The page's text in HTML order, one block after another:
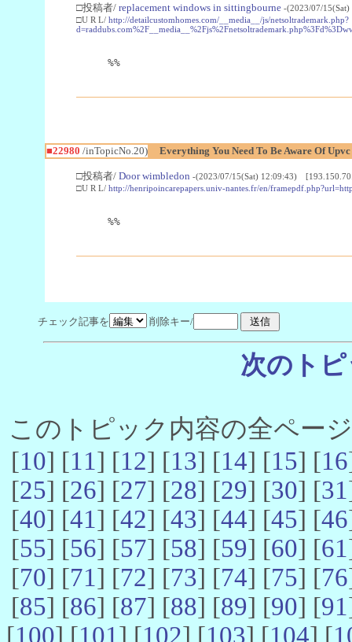
□投稿者/ replacement windows in sittingbourne -(2023/07/
□U R L/ http://detailcustomhomes.com/__media__/js/netsoltrademark.php?
%%
■22980 /inTopicNo.20) Everything You Need To Be Aware Of
□投稿者/ Door wimbledon -(2023/07/15(Sat) 12:09:43)
□U R L/ http://henripoincarepapers.univ-nantes.fr/en/
%%
チェック記事を 削除キー/
次のト
このトピック内容の全ペー
[10] [11] [12] [13] [14] [15] [16
[25] [26] [27] [28] [29] [30] [31
[40] [41] [42] [43] [44] [45] [46
[55] [56] [57] [58] [59] [60] [61
[70] [71] [72] [73] [74] [75] [76
[85] [86] [87] [88] [89] [90] [91
[100] [101] [102] [103] [104] [